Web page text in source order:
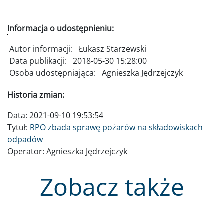
Informacja o udostępnieniu:
Autor informacji: Łukasz Starzewski
Data publikacji: 2018-05-30 15:28:00
Osoba udostępniająca: Agnieszka Jędrzejczyk
Historia zmian:
Data: 2021-09-10 19:53:54
Tytuł: RPO zbada sprawę pożarów na składowiskach
odpadów
Operator: Agnieszka Jędrzejczyk
Zobacz także